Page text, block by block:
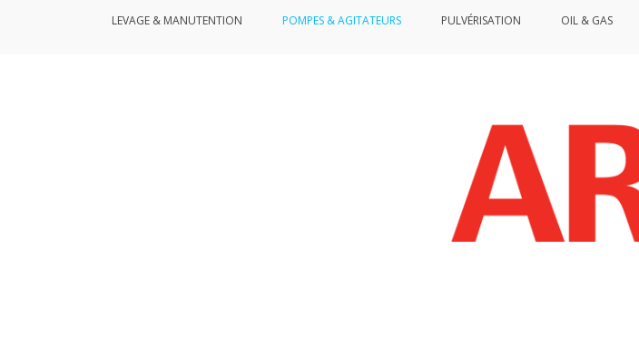
LEVAGE & MANUTENTION POMPES & AGITATEURS PULVÉRISATION OIL & GAS